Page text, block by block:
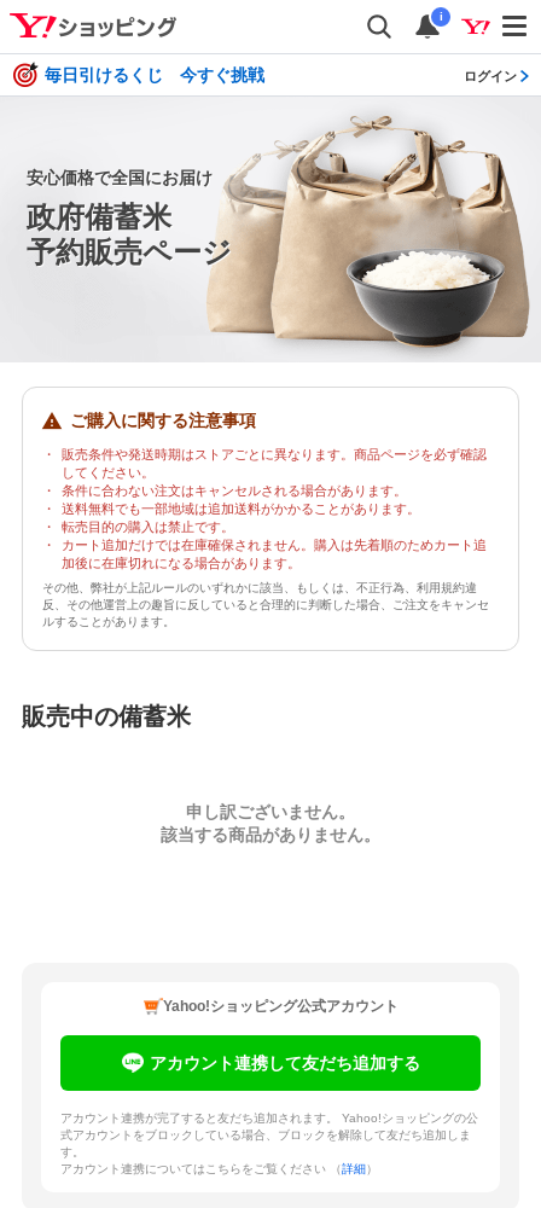
i
毎日引けるくじ 今すぐ挑戦 ログイン
安心価格で全国にお届け
政府備蓄米
予約販売ページ
ご購入に関する注意事項
・
販売条件や発送時期はストアごとに異なります。商品ページを必ず確認
してください。
・
条件に合わない注文はキャンセルされる場合があります。
・
送料無料でも一部地域は追加送料がかかることがあります。
・
転売目的の購入は禁止です。
・
カート追加だけでは在庫確保されません。購入は先着順のためカート追
加後に在庫切れになる場合があります。
その他、弊社が上記ルールのいずれかに該当、もしくは、不正行為、利用規約違
反、その他運営上の趣旨に反していると合理的に判断した場合、ご注文をキャンセ
ルすることがあります。
販売中の備蓄米
申し訳ございません。
該当する商品がありません。
Yahoo!ショッピング公式アカウント
アカウント連携して友だち追加する
アカウント連携が完了すると友だち追加されます。 Yahoo!ショッピングの公
式アカウントをブロックしている場合、ブロックを解除して友だち追加しま
す。
アカウント連携についてはこちらをご覧ください （詳細）